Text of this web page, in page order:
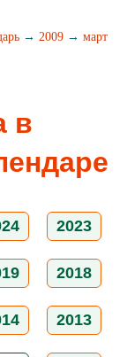
→ 2009 → март
в
2023
2018
2013